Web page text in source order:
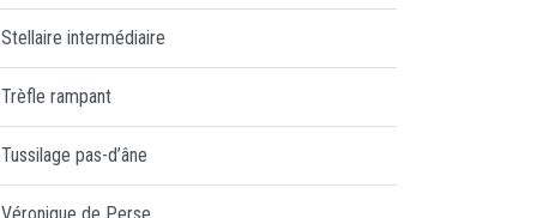
Stellaire intermédiaire
Trèfle rampant
Tussilage pas-d’âne